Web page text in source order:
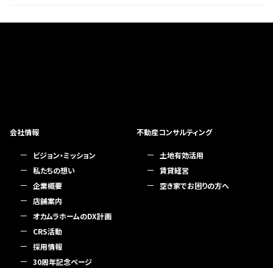
会社情報
ビジョン・ミッション
私たちの想い
企業概要
店舗案内
オカムラホームのDX計画
CRS活動
採用情報
30周年記念ページ
不動産コンサルティング
土地有効活用
賃貸経営
空き家でお困りの方へ